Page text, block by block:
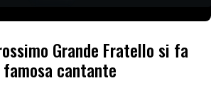
Grande Fratello si fa
cantante